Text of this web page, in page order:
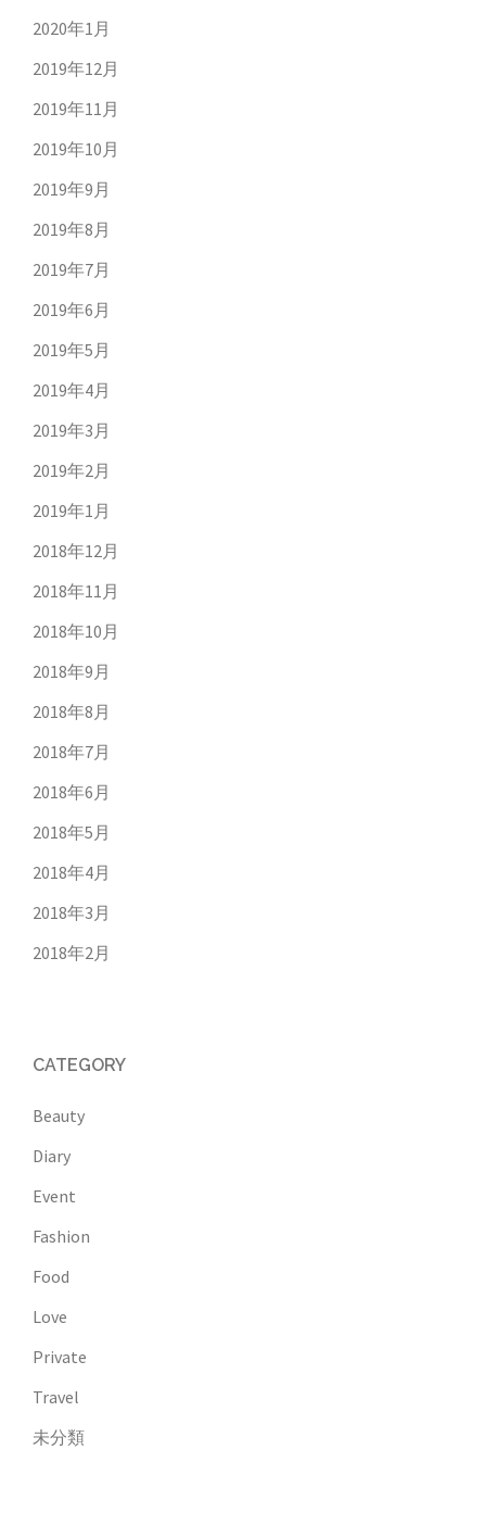
2020年1月
2019年12月
2019年11月
2019年10月
2019年9月
2019年8月
2019年7月
2019年6月
2019年5月
2019年4月
2019年3月
2019年2月
2019年1月
2018年12月
2018年11月
2018年10月
2018年9月
2018年8月
2018年7月
2018年6月
2018年5月
2018年4月
2018年3月
2018年2月
CATEGORY
Beauty
Diary
Event
Fashion
Food
Love
Private
Travel
未分類